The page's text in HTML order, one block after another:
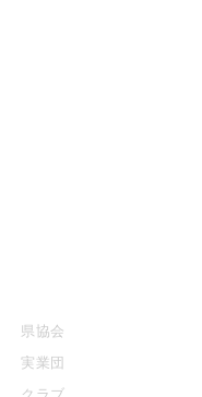
県協会
実業団